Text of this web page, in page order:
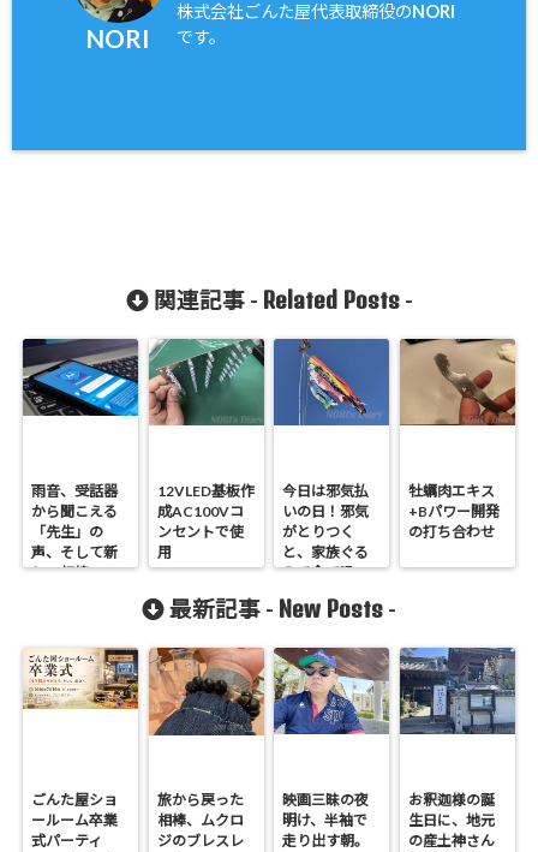
NORI
株式会社ごんた屋代表取締役のNORI
です。
関連記事 - Related Posts-
雨音、受話器
から聞こえる
「先生」の
声、そして新
しい相棒
12VLED基板作
成AC100Vコ
ンセントで使
用
今日は邪気払
いの日！邪気
がとりつく
と、家族ぐる
みで全て吸い
牡蠣肉エキス
+Bパワー開発
の打ち合わせ
最新記事 - New Posts -
ごんた屋ショ
ールーム卒業
式パーティ
旅から戻った
相棒、ムクロ
ジのブレスレ
映画三昧の夜
明け、半袖で
走り出す朝。
お釈迦様の誕
生日に、地元
の産土神さん